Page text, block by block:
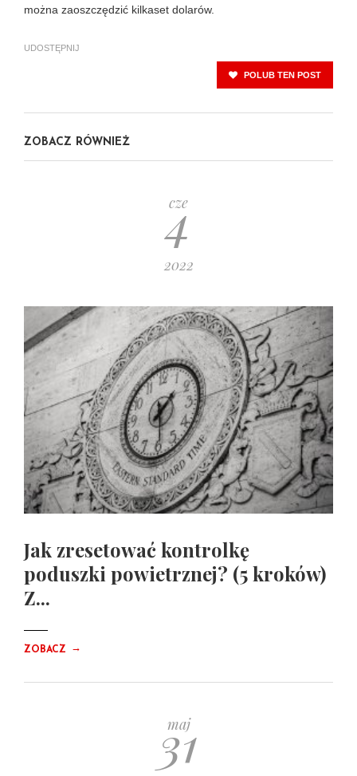
można zaoszczędzić kilkaset dolarów.
UDOSTĘPNIJ
POLUB TEN POST
ZOBACZ RÓWNIEŻ
cze
4
2022
Jak zresetować kontrolkę
poduszki powietrznej? (5 kroków)
Z...
ZOBACZ →
maj
31